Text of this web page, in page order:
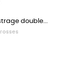
double...